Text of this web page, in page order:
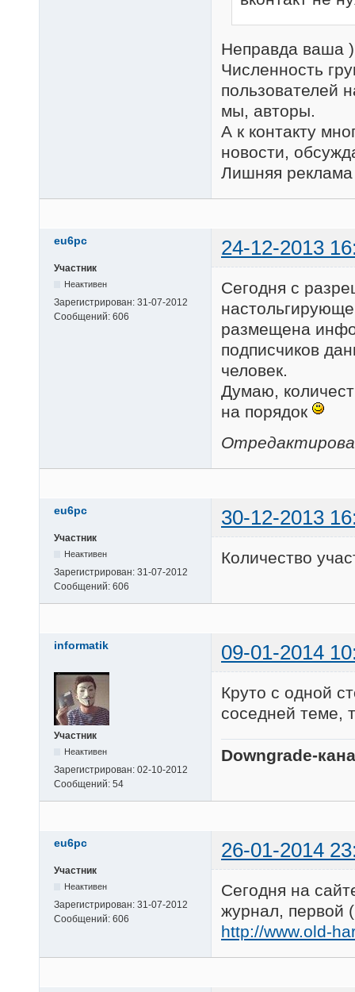
Неправда ваша )
Численность
пользователей
мы, авторы.
А к контакту
новости,
Лишняя
eu6pc 24-12-2013
Участник
Неактивен
Зарегистрирован: 31-07-2012
Сообщений: 606
Сегодня с
размещена
подписчиков
человек.
Думаю,
на порядок
eu6pc 30-12-2013
Участник
Неактивен
Зарегистрирован: 31-07-2012
Сообщений: 606
Количество
informatik 09-01-2014
Участник
Неактивен
Зарегистрирован: 02-10-2012
Сообщений: 54
Круто с одной
соседней теме,
Downgrade-
eu6pc 26-01-2014
Участник
Неактивен
Зарегистрирован: 31-07-2012
Сообщений: 606
Сегодня на
журнал, первой
http://www.old-